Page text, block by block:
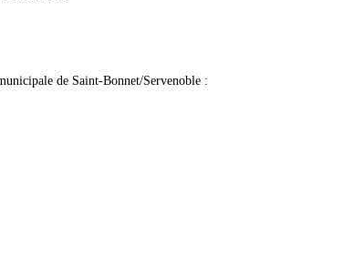
de Saint-Bonnet/Servenoble :